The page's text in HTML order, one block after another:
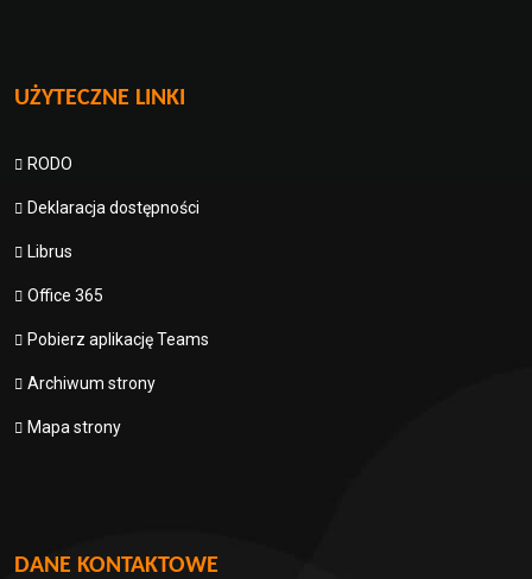
UŻYTECZNE LINKI
RODO
Deklaracja dostępności
Librus
Office 365
Pobierz aplikację Teams
Archiwum strony
Mapa strony
DANE KONTAKTOWE